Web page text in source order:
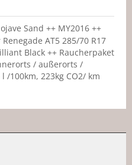
Sand ++ MY2016 ++
AT5 285/70 R17
Black ++ Raucherpaket
/ außerorts /
/100km, 223kg CO2/ km